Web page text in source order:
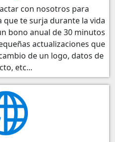
con nosotros para
te surja durante la vida
bono anual de 30 minutos
actualizaciones que
de un logo, datos de
etc...